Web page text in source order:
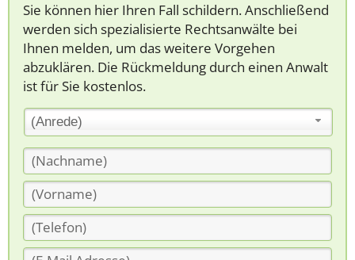
Sie können hier Ihren Fall schildern. Anschließend
werden sich spezialisierte Rechtsanwälte bei
Ihnen melden, um das weitere Vorgehen
abzuklären. Die Rückmeldung durch einen Anwalt
ist für Sie kostenlos.
(Anrede)